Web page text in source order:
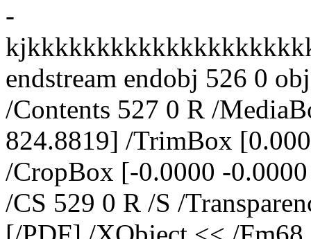
-
endstream endobj 526 0
/Contents 527 0 R /
824.8819] /TrimBox
/CropBox [-0.0000 -
/CS 529 0 R /S /